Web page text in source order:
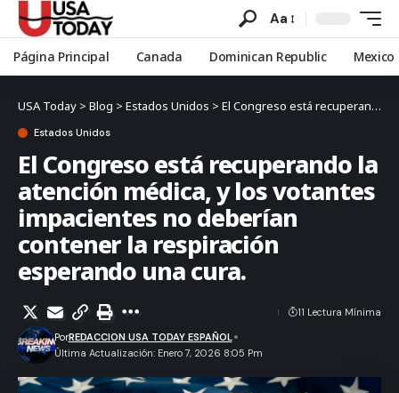
Aa
Página Principal Canada Dominican Republic Mexico
USA Today > Blog > Estados Unidos > El Congreso está recuperando la atención médica, y los votantes impacientes no deberían contener la respiración esperando una cura.
Estados Unidos
El Congreso está recuperando la
atención médica, y los votantes
impacientes no deberían
contener la respiración
esperando una cura.
Última Actualización: Enero 7, 2026 8:05 Pm
PorREDACCION USA TODAY ESPAÑOL
11 Lectura Mínima